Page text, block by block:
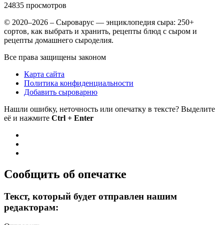
24835 просмотров
© 2020–2026 – Сыроварус — энциклопедия сыра: 250+
сортов, как выбрать и хранить, рецепты блюд с сыром и
рецепты домашнего сыроделия.
Все права защищены законом
Карта сайта
Политика конфиденциальности
Добавить сыроварню
Нашли ошибку, неточность или опечатку в тексте? Выделите
её и нажмите Ctrl + Enter
Сообщить об опечатке
Текст, который будет отправлен нашим
редакторам: